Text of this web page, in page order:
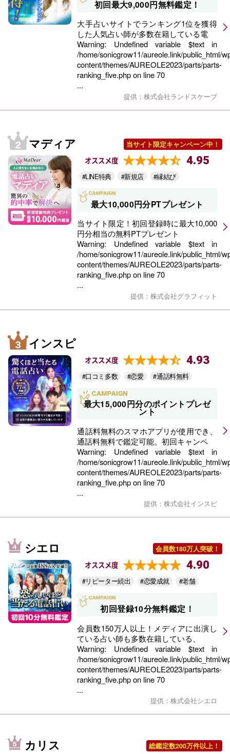
初回最大9,000円無料鑑定！
大手占いサイトでランキング1位を獲得
した人気占い師が多数在籍している電
Warning: Undefined variable $text in
/home/sonicgrow11/aureole.link/public_html/
content/themes/AUREOLE2023/parts/parts-
ranking_five.phpon line70
...
提供：株式会社ランドスケープ
マディア 当サイト限定キャンペーン中！
オススメ度 4.95
#LINE特典 #新規店 #縁結び
最大10,000円分PTプレゼント
当サイト限定！初回登録時に最大10,000
円分相当の無料PTプレゼント
Warning: Undefined variable $text in
/home/sonicgrow11/aureole.link/public_html/
content/themes/AUREOLE2023/parts/parts-
ranking_five.phpon line70
...
提供：株式会社グラフィット
インスピ
オススメ度 4.93
#口コミ多数 #恋愛 #通話料無料
最大15,000円分のポイントプレゼ
ント
通話料無料のスマホアプリが使用でき、
通話料無料で鑑定可能。初回キャンペ
Warning: Undefined variable $text in
/home/sonicgrow11/aureole.link/public_html/
content/themes/AUREOLE2023/parts/parts-
ranking_five.phpon line70
...
提供：株式会社インスピ
シエロ 会員数180万人突破！
オススメ度 4.90
#リピーター続出 #恋愛成就 #老舗
初回登録10分無料鑑定！
会員数150万人以上！メディアに出演し
ている占い師も多数在籍している、
Warning: Undefined variable $text in
/home/sonicgrow11/aureole.link/public_html/
content/themes/AUREOLE2023/parts/parts-
ranking_five.phpon line70
...
提供：株式会社シエロ
カリス 総鑑定数200万件以上！